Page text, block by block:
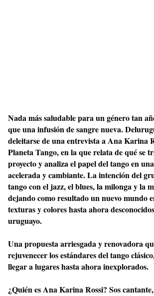
Nada más saludable para un género tan
que una infusión de sangre nueva.
deleitarse de una entrevista a Ana Karina
Planeta Tango, en la que relata de qué se
proyecto y analiza el papel del tango en
acelerada y cambiante. La intención del
tango con el jazz, el blues, la milonga y la
dejando como resultado un nuevo mundo
texturas y colores hasta ahora
uruguayo.
Una propuesta arriesgada y renovadora
rejuvenecer los estándares del tango
llegar a lugares hasta ahora inexplorados.
¿Quién es Ana Karina Rossi? Sos